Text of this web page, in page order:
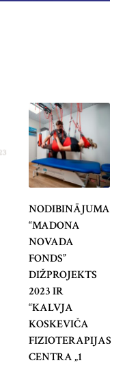
NODIBINĀJUMA
“MADONA
NOVADA
FONDS”
DIŽPROJEKTS
2023 IR
“KALVJA
KOSKEVIČA
FIZIOTERAPIJAS
CENTRA „1